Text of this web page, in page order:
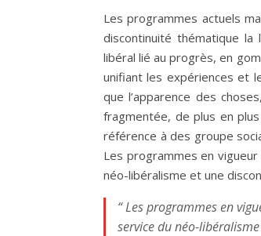
Les programmes actuels
discontinuité thématique la
libéral lié au progrès, en
unifiant les expériences et
que l’apparence des
fragmentée, de plus en
référence à des groupe
Les programmes en
néo-libéralisme et une
“ Les programmes en
service du néo-